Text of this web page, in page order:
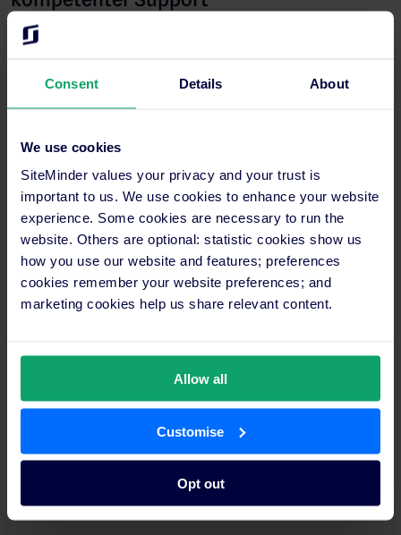
Consent Details About
We use cookies
SiteMinder values your privacy and your trust is
important to us. We use cookies to enhance your website
experience. Some cookies are necessary to run the
website. Others are optional: statistic cookies show us
how you use our website and features; preferences
cookies remember your website preferences; and
marketing cookies help us share relevant content.
Allow all
Customise
Opt out
Seit Beginn der Zusammenarbeit ist Jan auch mit der
zufrieden: „Die Implementierung war ein einfacher,
angenehmer Prozess. Unser Team hat schnell gelernt, mit dem
Wenn wir doch einmal Fragen haben, bekommen wir schnell
Danke Jan für dein Feedback! Wir wünschen dir weiterhin
viel Erfolg mit SiteMinder und freuen uns auch in Zukunft
von deinen tollen Ergebnissen zu hören.